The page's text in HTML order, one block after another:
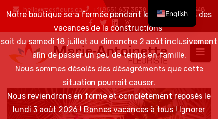
Notre boutique sera fermée pendant les 2 semaines des
vacances de la constructions,
soit dusamedi 18 juillet au dimanche 2 août inclusivement
afin de passer un peu de temps en famille.
Nous sommes désolés des désagréments que cette
situation pourrait causer.
Nous reviendrons en forme et complètement reposés le
lundi 3 août 2026 ! Bonnes vacances à tous !Ignorer
hello@mesfleurs.ca +1(855) 637 3538 / +1(819) 376 6548
English